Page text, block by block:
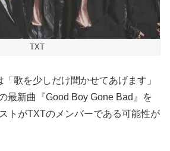
TXT
歌を少しだけ聞かせてあげます」
最新曲『Good Boy Gone Bad』を
トがTXTのメンバーである可能性が